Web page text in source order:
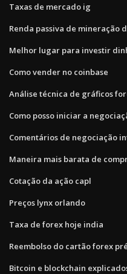
Taxas de mercado ig
Renda passiva de mineração
Melhor lugar para investir
Como vender no coinbase
Análise técnica de gráficos
Como posso iniciar a
Comentários de negociação
Maneira mais barata de
Cotação da ação capl
Preços lynx orlando
Taxa de forex hoje india
Reembolso do cartão forex
Bitcoin e blockchain